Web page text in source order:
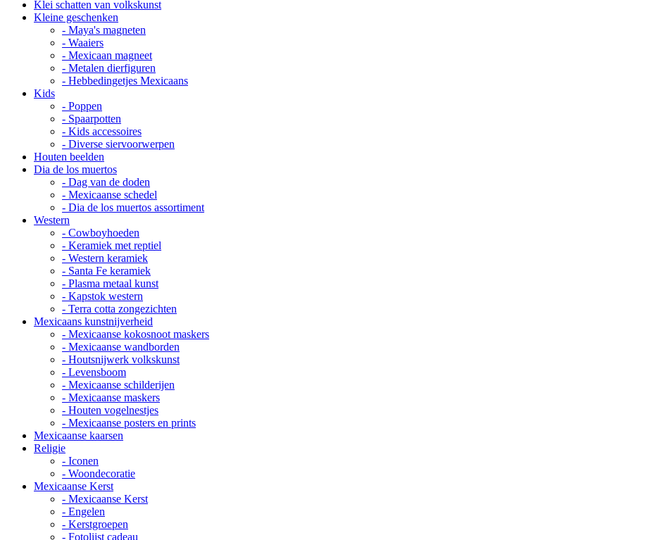
Klei schatten van volkskunst
Kleine geschenken
- Maya's magneten
- Waaiers
- Mexicaan magneet
- Metalen dierfiguren
- Hebbedingetjes Mexicaans
Kids
- Poppen
- Spaarpotten
- Kids accessoires
- Diverse siervoorwerpen
Houten beelden
Dia de los muertos
- Dag van de doden
- Mexicaanse schedel
- Dia de los muertos assortiment
Western
- Cowboyhoeden
- Keramiek met reptiel
- Western keramiek
- Santa Fe keramiek
- Plasma metaal kunst
- Kapstok western
- Terra cotta zongezichten
Mexicaans kunstnijverheid
- Mexicaanse kokosnoot maskers
- Mexicaanse wandborden
- Houtsnijwerk volkskunst
- Levensboom
- Mexicaanse schilderijen
- Mexicaanse maskers
- Houten vogelnestjes
- Mexicaanse posters en prints
Mexicaanse kaarsen
Religie
- Iconen
- Woondecoratie
Mexicaanse Kerst
- Mexicaanse Kerst
- Engelen
- Kerstgroepen
- Fotolijst cadeau